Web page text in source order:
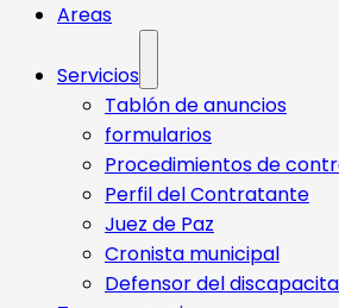
Areas
Servicios
Tablón de anuncios
formularios
Procedimientos de
Perfil del Contratante
Juez de Paz
Cronista municipal
Defensor del